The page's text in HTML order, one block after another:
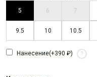
5 6 7
9.5 10 10.5
Нанесение(+390 ₽) ?